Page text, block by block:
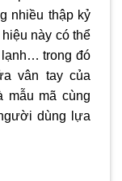
nhiều thập kỷ
này có thể
lạnh… trong đó
vân tay của
mẫu mã cùng
dùng lựa